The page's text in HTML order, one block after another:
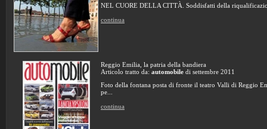
NEL CUORE DELLA CITTÀ. Soddisfatti della
continua
Reggio Emilia, la patria della bandiera
Articolo tratto da: automobile di settembre 2011
Foto della fontana posta di fronte il teatro Valli di Reggio
pe...
continua